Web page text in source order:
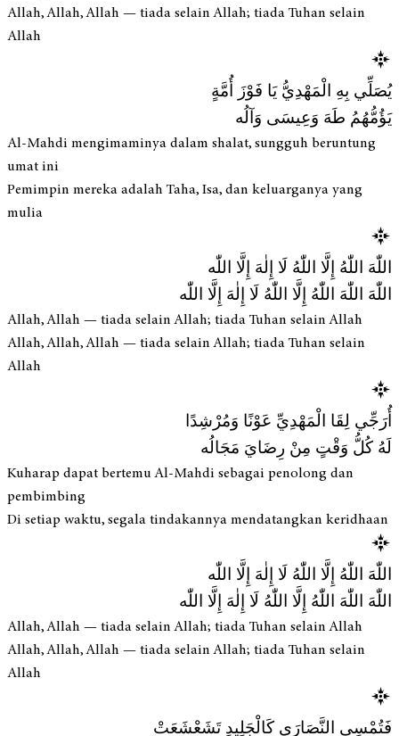
Allah, Allah, Allah — tiada selain Allah; tiada Tuhan selain
Allah
يُصَلِّي بِهِ الْمَهْدِيُّ يَا فَوْزَ أُمَّةٍ
يَؤُمُّهُمُ طَهَ وَعِيسَى وَآلُه
Al-Mahdi mengimaminya dalam shalat, sungguh beruntung
umat ini
Pemimpin mereka adalah Taha, Isa, dan keluarganya yang
mulia
اللّٰهَ اللّٰهُ إِلَّا اللّٰهُ لَا إِلٰهَ إِلَّا اللّٰه
اللّٰهَ اللّٰهَ اللّٰهُ إِلَّا اللّٰهُ لَا إِلٰهَ إِلَّا اللّٰه
Allah, Allah — tiada selain Allah; tiada Tuhan selain Allah
Allah, Allah, Allah — tiada selain Allah; tiada Tuhan selain
Allah
أُرَجِّي لِقَا الْمَهْدِيِّ عَوْنًا وَمُرْشِدًا
لَهُ كُلُّ وَقْتٍ مِنْ رِضَايَ مَجَالُه
Kuharap dapat bertemu Al-Mahdi sebagai penolong dan
pembimbing
Di setiap waktu, segala tindakannya mendatangkan keridhaan
اللّٰهَ اللّٰهُ إِلَّا اللّٰهُ لَا إِلٰهَ إِلَّا اللّٰه
اللّٰهَ اللّٰهَ اللّٰهُ إِلَّا اللّٰهُ لَا إِلٰهَ إِلَّا اللّٰه
Allah, Allah — tiada selain Allah; tiada Tuhan selain Allah
Allah, Allah, Allah — tiada selain Allah; tiada Tuhan selain
Allah
فَتُمْسِي النَّصَارَى كَالْجَلِيدِ تَشَعْشَعَتْ